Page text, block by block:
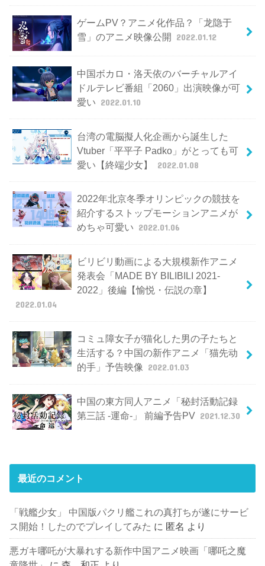
ゲームPV？アニメ化作品？「龙隐于
雪」のアニメ映像公開 2022.01.12
中国ボカロ・洛天依のバーチャルアイ
ドルテレビ番組「2060」出演映像が可
愛い 2022.01.10
台湾の電脳擬人化企画から誕生した
Vtuber「平平子 Padko」がとっても可
愛い【終端少女】
2022.01.08
2022年北京冬季オリンピックの競技を
紹介するストップモーションアニメが
めちゃ可愛い 2022.01.06
ビリビリ動画による大規模新作アニメ
発表会「MADE BY BILIBILI 2021-
2022」後編【愉悦・伝説の章】
2022.01.04
コミュ障女子が猫化した男の子たちと
生活する？中国の新作アニメ「猫先动
的手」予告映像
2022.01.03
中国の東方同人アニメ「秘封活動記録
第三話 -運命-」 前編予告PV 2021.12.30
最近のコメント
「戦艦少女」 中国版パクリ艦これの真打ちが遂にサービ
ス開始！したのでプレイしてみた に 匿名 より
悪ガキ哪吒が大暴れする新作中国アニメ映画「哪吒之魔